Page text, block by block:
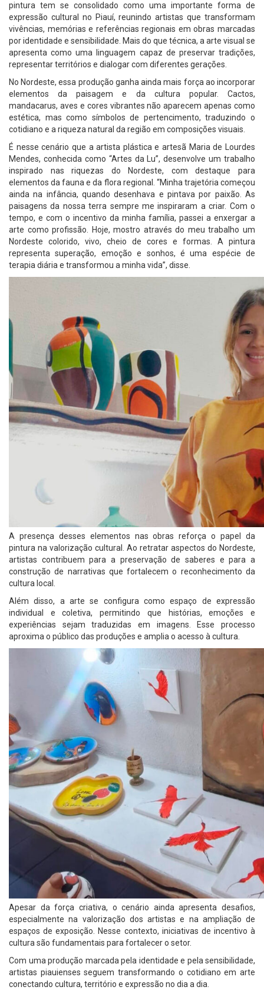
pintura tem se consolidado como uma importante forma de
expressão cultural no Piauí, reunindo artistas que transformam
vivências, memórias e referências regionais em obras marcadas
por identidade e sensibilidade. Mais do que técnica, a arte visual se
apresenta como uma linguagem capaz de preservar tradições,
representar territórios e dialogar com diferentes gerações.
No Nordeste, essa produção ganha ainda mais força ao incorporar
elementos da paisagem e da cultura popular. Cactos,
mandacarus, aves e cores vibrantes não aparecem apenas como
estética, mas como símbolos de pertencimento, traduzindo o
cotidiano e a riqueza natural da região em composições visuais.
É nesse cenário que a artista plástica e artesã Maria de Lourdes
Mendes, conhecida como “Artes da Lu”, desenvolve um trabalho
inspirado nas riquezas do Nordeste, com destaque para
elementos da fauna e da flora regional. “Minha trajetória começou
ainda na infância, quando desenhava e pintava por paixão. As
paisagens da nossa terra sempre me inspiraram a criar. Com o
tempo, e com o incentivo da minha família, passei a enxergar a
arte como profissão. Hoje, mostro através do meu trabalho um
Nordeste colorido, vivo, cheio de cores e formas. A pintura
representa superação, emoção e sonhos, é uma espécie de
terapia diária e transformou a minha vida”, disse.
A presença desses elementos nas obras reforça o papel da
pintura na valorização cultural. Ao retratar aspectos do Nordeste,
artistas contribuem para a preservação de saberes e para a
construção de narrativas que fortalecem o reconhecimento da
cultura local.
Além disso, a arte se configura como espaço de expressão
individual e coletiva, permitindo que histórias, emoções e
experiências sejam traduzidas em imagens. Esse processo
aproxima o público das produções e amplia o acesso à cultura.
Apesar da força criativa, o cenário ainda apresenta desafios,
especialmente na valorização dos artistas e na ampliação de
espaços de exposição. Nesse contexto, iniciativas de incentivo à
cultura são fundamentais para fortalecer o setor.
Com uma produção marcada pela identidade e pela sensibilidade,
artistas piauienses seguem transformando o cotidiano em arte
conectando cultura, território e expressão no dia a dia.